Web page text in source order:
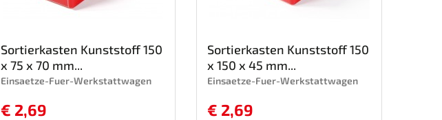
Sortierkasten Kunststoff 150
x 75 x 70 mm...
Einsaetze-Fuer-Werkstattwagen
€ 2,69
Sortierkasten Kunststoff 150
x 150 x 45 mm...
Einsaetze-Fuer-Werkstattwagen
€ 2,69